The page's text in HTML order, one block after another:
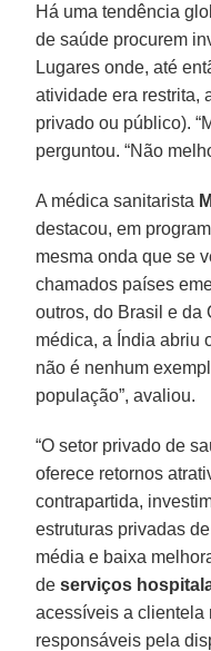
Há uma tendência
de saúde procurem
Lugares onde, até
atividade era restrita,
privado ou público).
perguntou. “Não
A médica sanitarista
destacou, em
mesma onda que se
chamados países
outros, do Brasil e da
médica, a Índia abriu
não é nenhum
população”, avaliou.
“O setor privado de
oferece retornos
contrapartida,
estruturas privadas
média e baixa
deserviços
acessíveis a clientela
responsáveis pela